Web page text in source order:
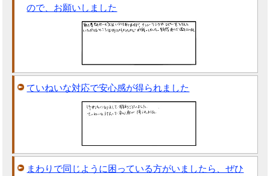
ので、お願いしました
ていねいな対応で安心感が得られました
まわりで同じように困っている方がいましたら、ぜひ